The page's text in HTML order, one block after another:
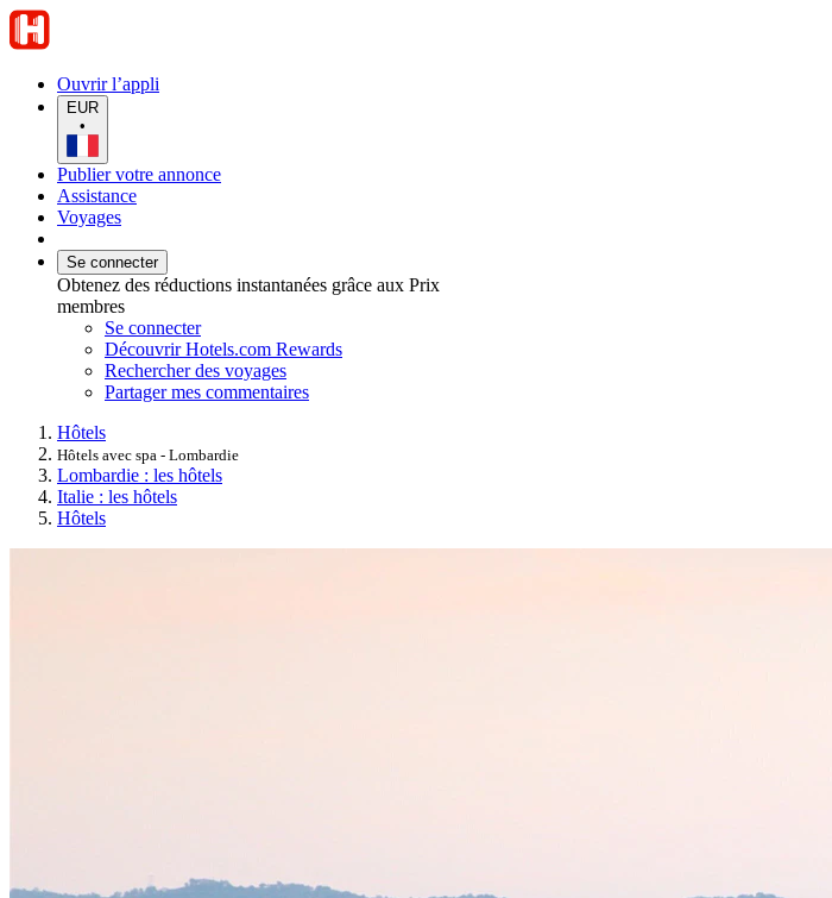
Ouvrir l’appli
EUR
•
Publier votre annonce
Assistance
Voyages
Se connecter
Obtenez des réductions instantanées grâce aux Prix
membres
Se connecter
Découvrir Hotels.com Rewards
Rechercher des voyages
Partager mes commentaires
Hôtels
Hôtels avec spa - Lombardie
Lombardie : les hôtels
Italie : les hôtels
Hôtels